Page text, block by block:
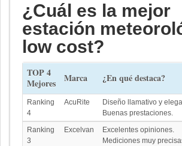
¿Cuál es la mejor
estación
low cost?
TOP 4
Mejores
Marca ¿En qué destaca?
Ranking
4
AcuRite
Diseño llamativo y
Buenas prestaciones.
Ranking
3
Excelvan
Excelentes opiniones.
Mediciones muy